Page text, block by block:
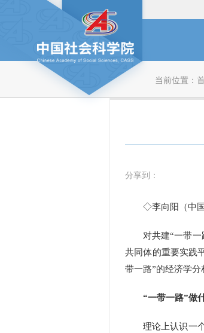
当前位置：
分享到：
◇李向阳（中国
对共建“一带一路
共同体的重要实践
带一路”的经济学分
“一带一路”做
理论上认识一个